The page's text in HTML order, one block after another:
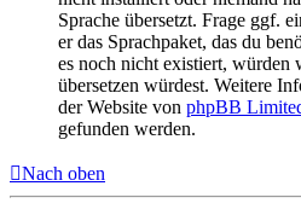
Sprache übersetzt. Frage ggf.
er das Sprachpaket, das du
es noch nicht existiert, würden
übersetzen würdest. Weitere
der Website von phpBB
gefunden werden.
Nach oben